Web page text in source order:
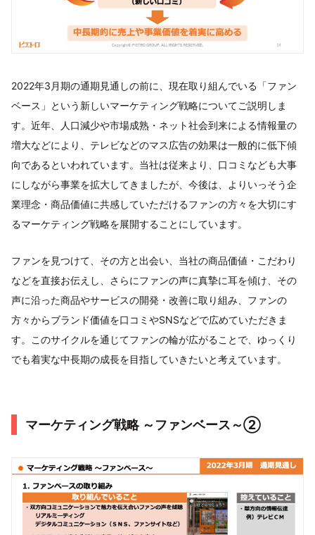
2022年3月期の通期見通しの前に、現在取り組んでいる「ファン
ベース」という新しいマーケティング戦略についてご説明しま
す。近年、人口減少や市場成熟・ネット社会到来による情報量の
増大などにより、テレビなどのマス広告の効果は一般的に低下傾
向であるといわれています。当社は従来より、口コミなども大事
にしながら事業を拡大してきましたが、今後は、よりいっそう企
業理念・商品価値に共感していただけるファンの方々を大切にす
るマーケティング戦略を展開することにしています。
ファンを見つけて、その方と出会い、当社の商品価値・こだわり
などを直接お伝えし、さらにファンの声に真摯に耳を傾け、その
声に沿った商品やサービスの開発・改善に取り組み、ファンの
方々からブランド価値を口コミやSNSなどで広めていただきま
す。このサイクルを通じてファンの輪が広がることで、ゆっくり
でも着実な中長期の成長を目指していきたいと考えています。
マーケティング戦略 ～ファンベース～②